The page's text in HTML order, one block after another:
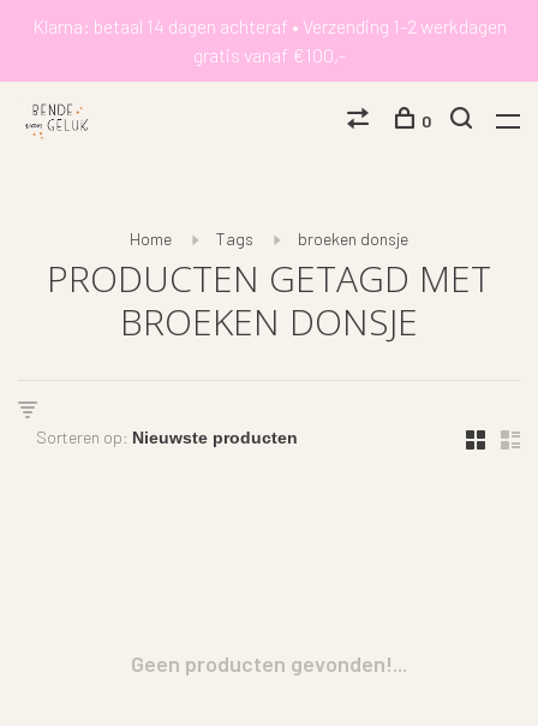
Klarna: betaal 14 dagen achteraf • Verzending 1-2 werkdagen
gratis vanaf €100,-
0
Home Tags broeken donsje
PRODUCTEN GETAGD MET
BROEKEN DONSJE
Sorteren op:
Geen producten gevonden!...